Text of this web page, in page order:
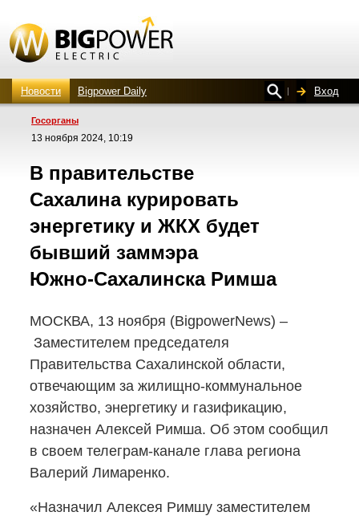
Новости Bigpower Daily Вход
Госорганы
13 ноября 2024, 10:19
В правительстве
Сахалина курировать
энергетику и ЖКХ будет
бывший заммэра
Южно-СахалинскаРимша
МОСКВА, 13 ноября (BigpowerNews) –
Заместителем председателя
Правительства Сахалинской области,
отвечающим за жилищно-коммунальное
хозяйство, энергетику и газификацию,
назначен Алексей Римша. Об этом сообщил
в своем телеграм-канале глава региона
Валерий Лимаренко.
«Назначил Алексея Римшу заместителем